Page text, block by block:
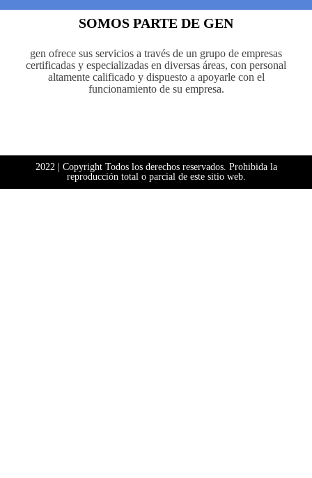
SOMOS PARTE DE GEN
gen ofrece sus servicios a través de un grupo de empresas
certificadas y especializadas en diversas áreas, con personal
altamente calificado y dispuesto a apoyarle con el
funcionamiento de su empresa.
2022 | Copyright Todos los derechos reservados. Prohibida la
reproducción total o parcial de este sitio web.